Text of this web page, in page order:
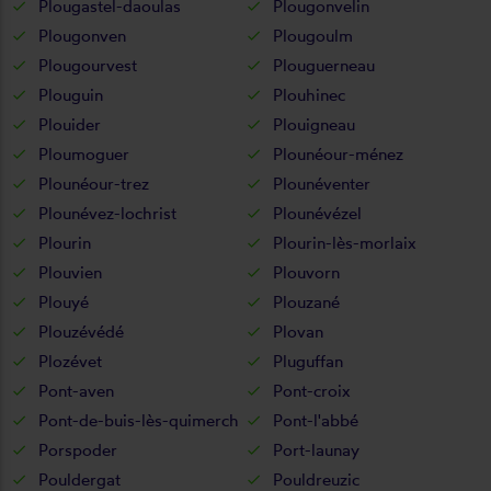
Plougastel-daoulas
Plougonvelin
Plougonven
Plougoulm
Plougourvest
Plouguerneau
Plouguin
Plouhinec
Plouider
Plouigneau
Ploumoguer
Plounéour-ménez
Plounéour-trez
Plounéventer
Plounévez-lochrist
Plounévézel
Plourin
Plourin-lès-morlaix
Plouvien
Plouvorn
Plouyé
Plouzané
Plouzévédé
Plovan
Plozévet
Pluguffan
Pont-aven
Pont-croix
Pont-de-buis-lès-quimerch
Pont-l'abbé
Porspoder
Port-launay
Pouldergat
Pouldreuzic